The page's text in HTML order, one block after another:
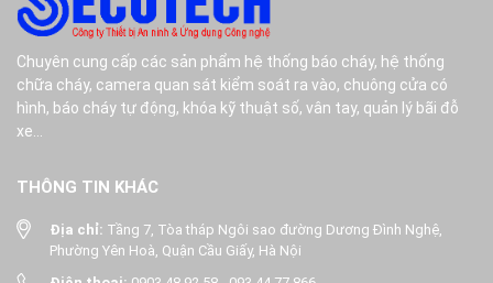
Chuyên cung cấp các sản phẩm hệ thống báo cháy, hệ thống
chữa cháy, camera quan sát kiểm soát ra vào, chuông cửa có
hình, báo cháy tự động, khóa kỹ thuật số, vân tay, quản lý bãi đỗ
xe...
THÔNG TIN KHÁC
Địa chỉ: Tầng 7, Tòa tháp Ngôi sao đường Dương Đình Nghệ,
Phường Yên Hoà, Quận Cầu Giấy, Hà Nội